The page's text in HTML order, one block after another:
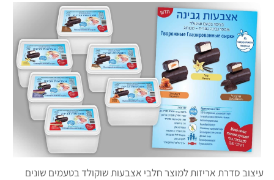
עיצוב סדרת אריזות למוצר חלבי אצבעות שוקולד בטעמים שונים